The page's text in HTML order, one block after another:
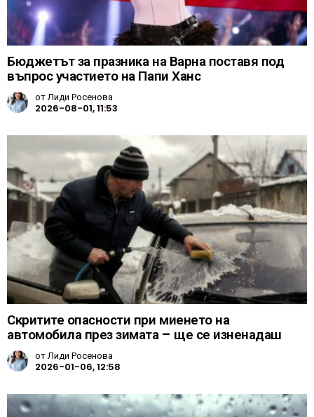
Бюджетът за празника на Варна поставя под
въпрос участието на Папи Ханс
отЛиди Росенова
2026-08-01, 11:53
Скритите опасности при миенето на
автомобила през зимата – ще се изненадаш
отЛиди Росенова
2026-01-06, 12:58